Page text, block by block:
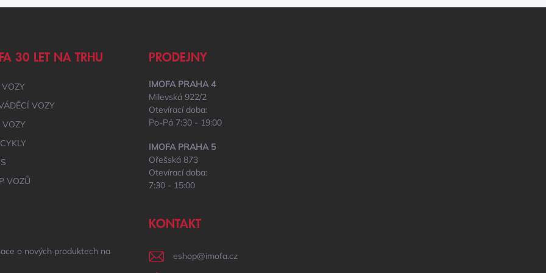
30 LET NA TRHU
VOZY
VOZY
VOZŮ
PRODEJNY
IMOFA PRAHA 4
Milevská 922/2
Otevírací doba:
Po-Pá 7:30 - 19:00
IMOFA PRAHA 5
Ořešská 873
Otevírací doba:
7:30 - 15:00
o nových produktech na
KONTAKT
eshop@imofa.cz